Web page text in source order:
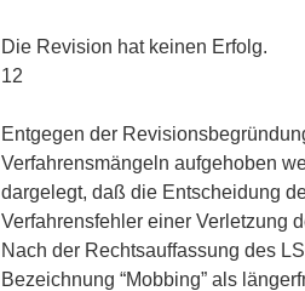
Die Revision hat keinen Erfolg.
12
Entgegen der
Verfahrensmängeln aufgehoben
dargelegt, daß die Entscheidung
Verfahrensfehler einer Verletzung
Nach der Rechtsauffassung des
Bezeichnung “Mobbing” als